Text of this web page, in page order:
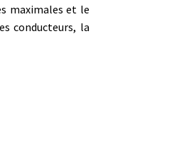
maximales et le
conducteurs, la